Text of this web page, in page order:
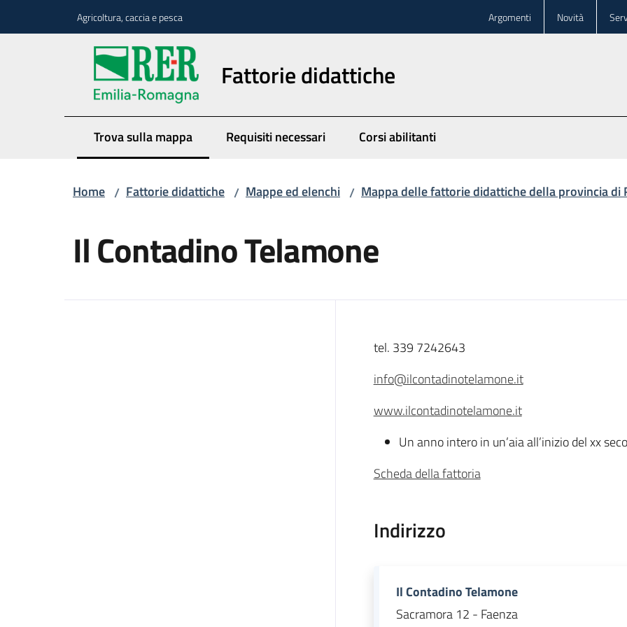
Agricoltura, caccia e pesca Argomenti Novità
Fattorie didattiche
Trova sulla mappa
Menu selezionato Requisiti necessari Corsi abilitanti
Home / Fattorie didattiche / Mappe ed elenchi / Mappa delle fattorie didattiche della provincia di
Il Contadino Telamone
Descrizione
tel. 339 7242643
info@ilcontadinotelamone.it
www.ilcontadinotelamone.it
Un anno intero in un’aia all’inizio del xx
Scheda della fattoria
Indirizzo
Il Contadino Telamone
Sacramora 12 - Faenza